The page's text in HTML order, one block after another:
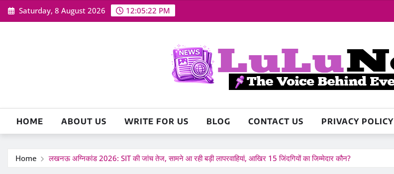
Skip
to
Saturday, 8 August 2026 12:05:23 PM
HOME ABOUT US WRITE FOR US BLOG CONTACT US PRIVACY POLICY
Home लखनऊ अग्निकांड 2026: SIT की जांच तेज, सामने आ रही बड़ी लापरवाहियां, आखिर 15 जिंदगियों का जिम्मेदार कौन?